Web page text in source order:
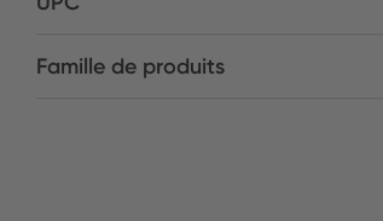
Famille de produits